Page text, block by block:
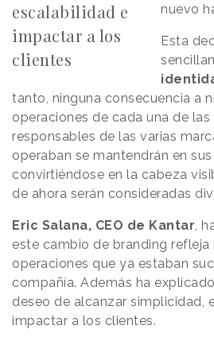
escalabilidad e
impactar a los
clientes
nuevo
Esta
tanto, ninguna consecuencia a
operaciones de cada una de
responsables de las varias
operaban se mantendrán en
convirtiéndose en la cabeza
de ahora serán consideradas
Eric Salana, CEO de Kantar,
este cambio de branding refleja
operaciones que ya estaban
compañía. Además ha
deseo de alcanzar simplicidad,
impactar a los clientes.